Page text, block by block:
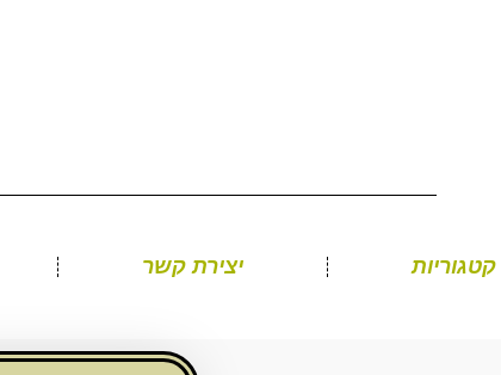
קטגוריות יצירת קשר